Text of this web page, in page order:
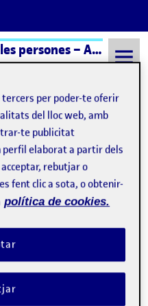
Disseny centrat en les persones – Aula 1
2024
6:23 pm
tercers per poder-te oferir
del lloc web, amb
te publicitat
perfil elaborat a partir dels
rebutjar o
fent clic a sota, o obtenir-
política de cookies.